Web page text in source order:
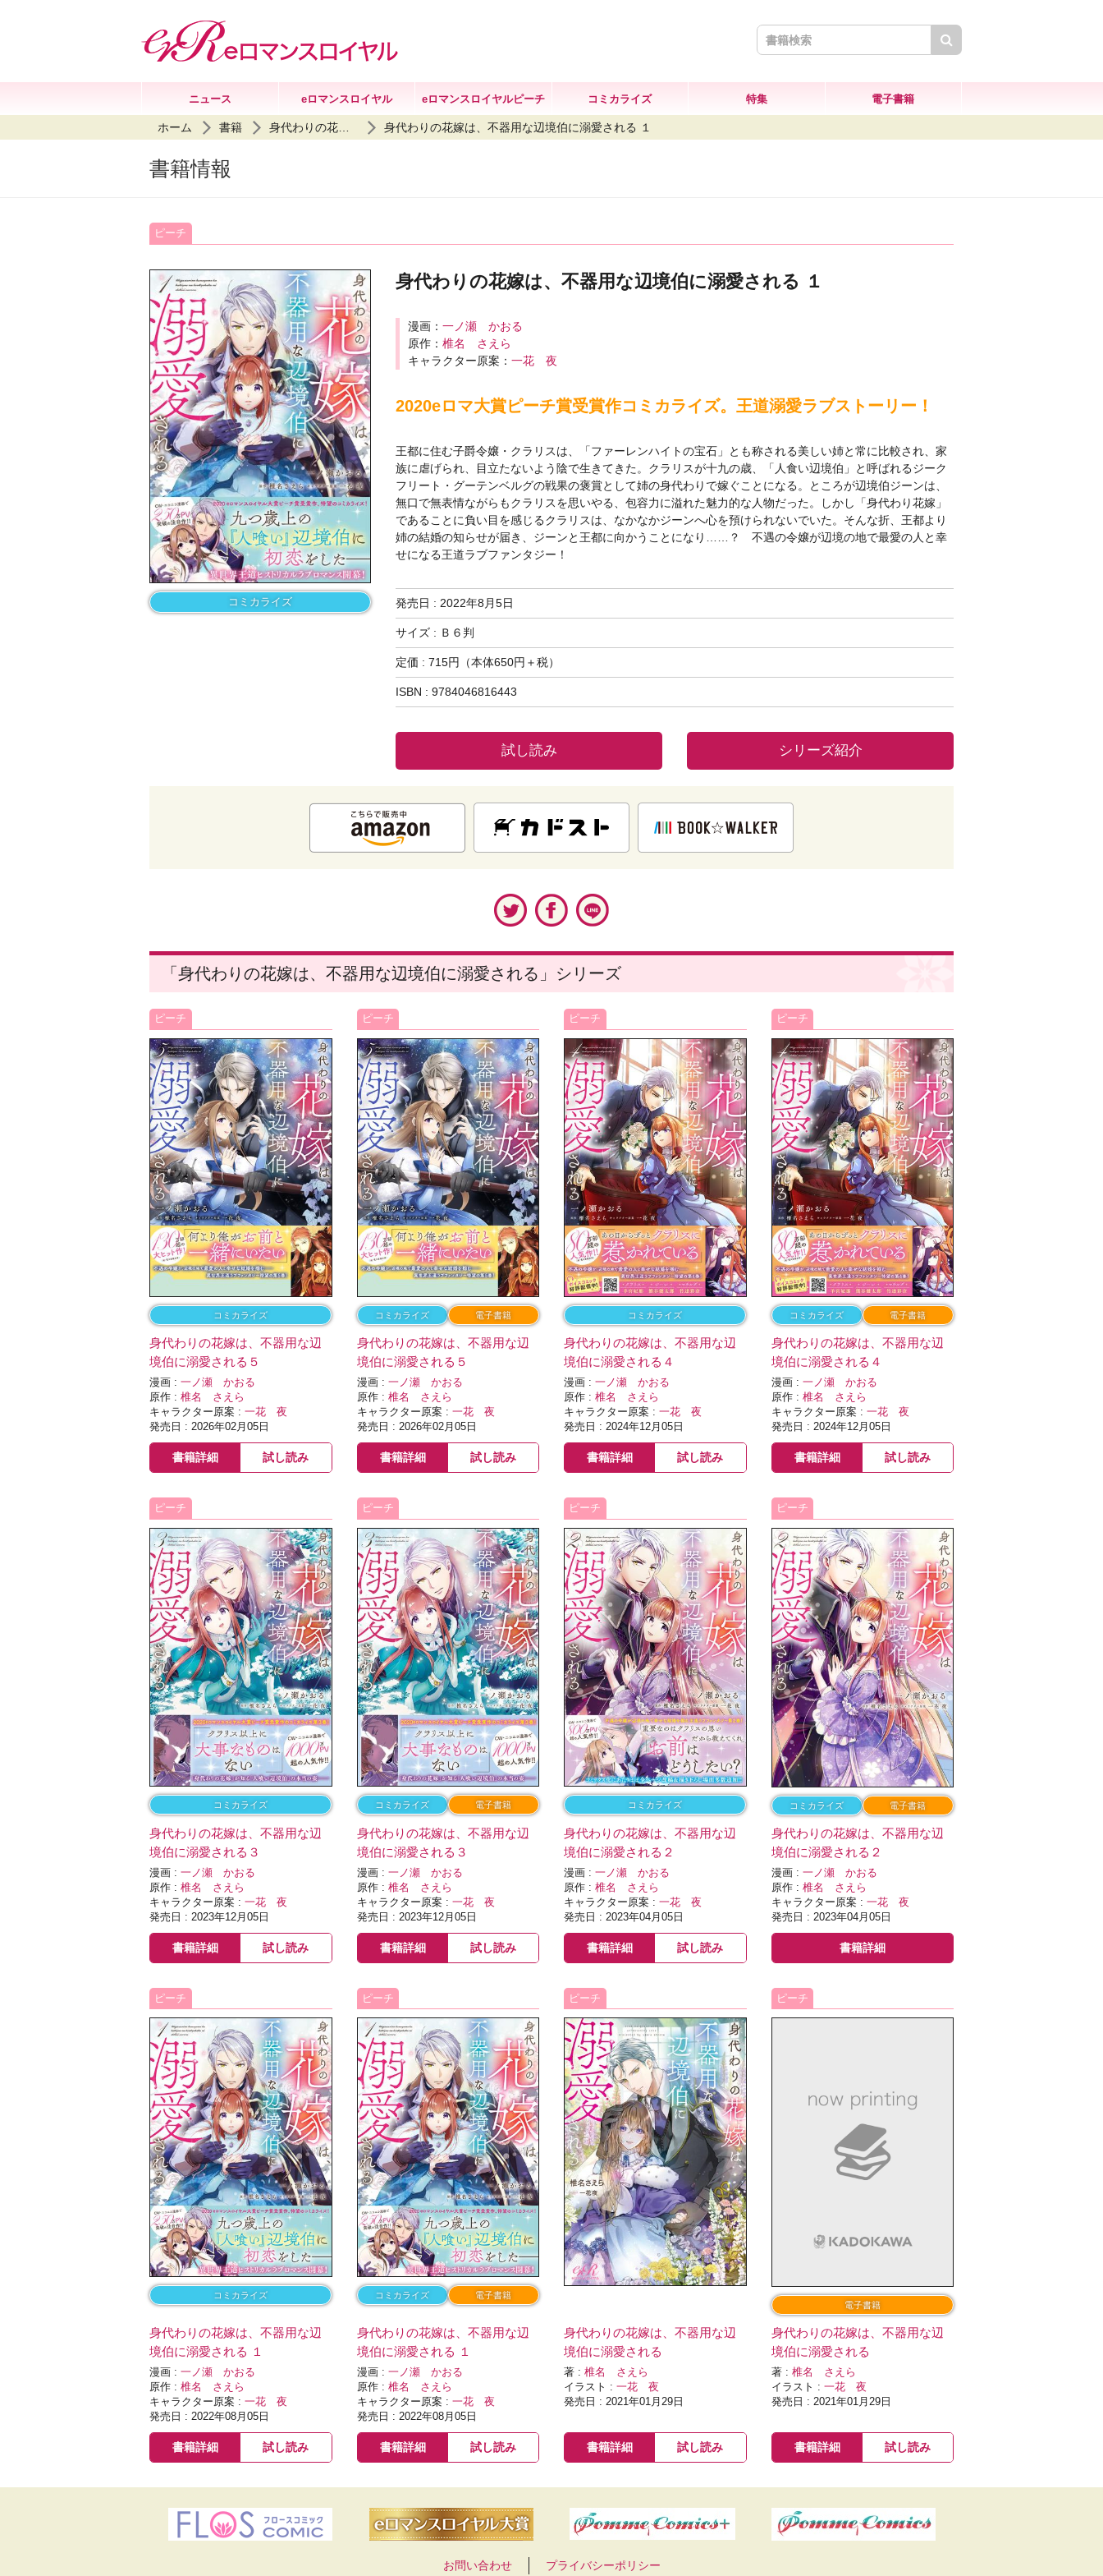
ニュース eロマンスロイヤル eロマンスロイヤルピーチ コミカライズ 特集 電子書籍
ホーム 書籍 身代わりの花嫁は、不器用な辺境伯に溺愛される １
書籍情報
ピーチ
コミカライズ
身代わりの花嫁は、不器用な辺境伯に溺愛される １
漫画： 一ノ瀬 かおる
原作： 椎名 さえら
キャラクター原案： 一花 夜
2020eロマ大賞ピーチ賞受賞作コミカライズ。王道溺愛ラブストーリー！
王都に住む子爵令嬢・クラリスは、「ファーレンハイトの宝石」とも称される美しい姉と常に比較され、家
族に虐げられ、目立たないよう陰で生きてきた。クラリスが十九の歳、「人食い辺境伯」と呼ばれるジーク
フリート・グーテンベルグの戦果の褒賞として姉の身代わりで嫁ぐことになる。ところが辺境伯ジーンは、
無口で無表情ながらもクラリスを思いやる、包容力に溢れた魅力的な人物だった。しかし「身代わり花嫁」
であることに負い目を感じるクラリスは、なかなかジーンへ心を預けられないでいた。そんな折、王都より
姉の結婚の知らせが届き、ジーンと王都に向かうことになり……？ 不遇の令嬢が辺境の地で最愛の人と幸
せになる王道ラブファンタジー！
発売日 : 2022年8月5日
サイズ : Ｂ６判
定価 : 715円（本体650円＋税）
ISBN : 9784046816443
試し読み シリーズ紹介
「身代わりの花嫁は、不器用な辺境伯に溺愛される」シリーズ
ピーチ
コミカライズ
身代わりの花嫁は、不器用な辺
境伯に溺愛される５
漫画 : 一ノ瀬 かおる
原作 : 椎名 さえら
キャラクター原案 : 一花 夜
発売日 : 2026年02月05日
書籍詳細 試し読み
ピーチ
コミカライズ 電子書籍
身代わりの花嫁は、不器用な辺
境伯に溺愛される５
漫画 : 一ノ瀬 かおる
原作 : 椎名 さえら
キャラクター原案 : 一花 夜
発売日 : 2026年02月05日
書籍詳細 試し読み
ピーチ
コミカライズ
身代わりの花嫁は、不器用な辺
境伯に溺愛される４
漫画 : 一ノ瀬 かおる
原作 : 椎名 さえら
キャラクター原案 : 一花 夜
発売日 : 2024年12月05日
書籍詳細 試し読み
ピーチ
コミカライズ 電子書籍
身代わりの花嫁は、不器用な辺
境伯に溺愛される４
漫画 : 一ノ瀬 かおる
原作 : 椎名 さえら
キャラクター原案 : 一花 夜
発売日 : 2024年12月05日
書籍詳細 試し読み
ピーチ
コミカライズ
身代わりの花嫁は、不器用な辺
境伯に溺愛される３
漫画 : 一ノ瀬 かおる
原作 : 椎名 さえら
キャラクター原案 : 一花 夜
発売日 : 2023年12月05日
書籍詳細 試し読み
ピーチ
コミカライズ 電子書籍
身代わりの花嫁は、不器用な辺
境伯に溺愛される３
漫画 : 一ノ瀬 かおる
原作 : 椎名 さえら
キャラクター原案 : 一花 夜
発売日 : 2023年12月05日
書籍詳細 試し読み
ピーチ
コミカライズ
身代わりの花嫁は、不器用な辺
境伯に溺愛される２
漫画 : 一ノ瀬 かおる
原作 : 椎名 さえら
キャラクター原案 : 一花 夜
発売日 : 2023年04月05日
書籍詳細 試し読み
ピーチ
コミカライズ 電子書籍
身代わりの花嫁は、不器用な辺
境伯に溺愛される２
漫画 : 一ノ瀬 かおる
原作 : 椎名 さえら
キャラクター原案 : 一花 夜
発売日 : 2023年04月05日
書籍詳細
ピーチ
コミカライズ
身代わりの花嫁は、不器用な辺
境伯に溺愛される １
漫画 : 一ノ瀬 かおる
原作 : 椎名 さえら
キャラクター原案 : 一花 夜
発売日 : 2022年08月05日
書籍詳細 試し読み
ピーチ
コミカライズ 電子書籍
身代わりの花嫁は、不器用な辺
境伯に溺愛される １
漫画 : 一ノ瀬 かおる
原作 : 椎名 さえら
キャラクター原案 : 一花 夜
発売日 : 2022年08月05日
書籍詳細 試し読み
ピーチ
身代わりの花嫁は、不器用な辺
境伯に溺愛される
著 : 椎名 さえら
イラスト : 一花 夜
発売日 : 2021年01月29日
書籍詳細 試し読み
ピーチ
電子書籍
身代わりの花嫁は、不器用な辺
境伯に溺愛される
著 : 椎名 さえら
イラスト : 一花 夜
発売日 : 2021年01月29日
書籍詳細 試し読み
お問い合わせ プライバシーポリシー